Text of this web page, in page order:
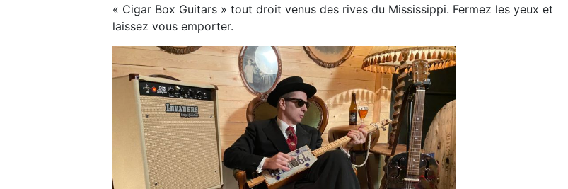
« Cigar Box Guitars » tout droit venus des rives du Mississippi. Fermez les yeux et
laissez vous emporter.